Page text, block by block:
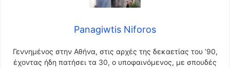
Panagiwtis Niforos
Γεννημένος στην Αθήνα, στις αρχές της δεκαετίας του ’90,
έχοντας ήδη πατήσει τα 30, ο υποφαινόμενος, με σπουδές